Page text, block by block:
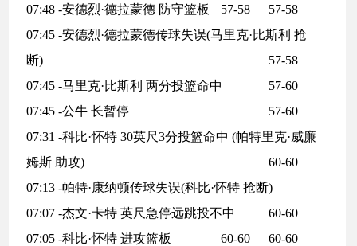
57-58
07:48 -安德烈·德拉蒙德 防守篮板
57-58
07:45 -安德烈·德拉蒙德传球失误(马里克·比斯利 抢
断)
57-58
07:45 -马里克·比斯利 两分投篮命中
57-60
07:45 -公牛 长暂停
57-60
07:31 -科比·怀特 30英尺3分投篮命中 (帕特里克·威廉
姆斯 助攻)
60-60
07:13 -帕特·康纳顿传球失误(科比·怀特 抢断)
60-60
07:07 -杰文·卡特 英尺急停远跳投不中
60-60
07:05 -科比·怀特 进攻篮板
60-60